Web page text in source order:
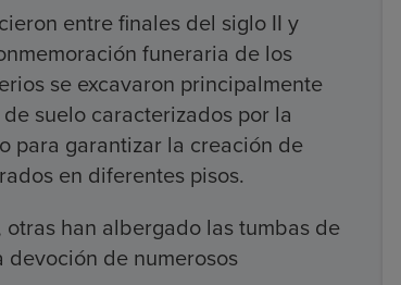
entre finales del siglo II y
funeraria de los
se excavaron principalmente
suelo caracterizados por la
para garantizar la creación de
en diferentes pisos.
han albergado las tumbas de
de numerosos